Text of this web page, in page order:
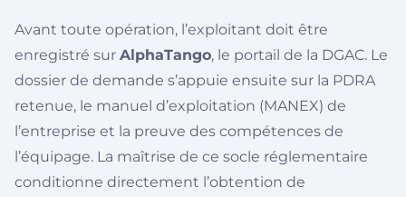
Avant toute opération, l’exploitant doit être
enregistré sur AlphaTango, le portail de la DGAC. Le
dossier de demande s’appuie ensuite sur la PDRA
retenue, le manuel d’exploitation (MANEX) de
l’entreprise et la preuve des compétences de
l’équipage. La maîtrise de ce socle réglementaire
conditionne directement l’obtention de